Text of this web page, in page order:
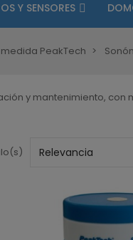
Y SENSORES
PeakTech
y mantenimiento, con